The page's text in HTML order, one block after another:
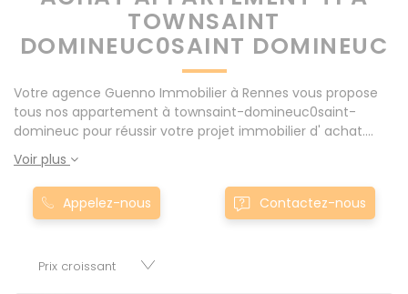
TOWNSAINT
DOMINEUC0SAINT DOMINEUC
Votre agence Guenno Immobilier à Rennes vous propose
tous nos appartement à townsaint-domineuc0saint-
domineuc pour réussir votre projet immobilier d' achat.
Consultez l'ensemble de nos offres à Rennes mais
également aux alentours : Le Rheu, Pacé, Montgermont...
Nos appartement T1 à townsaint-domineuc0saint-
domineuc sont proposés au meilleur prix du marché pour
cessions de baux, fonds de commerces, appartements,
Voir plus
Appelez-nous Contactez-nous